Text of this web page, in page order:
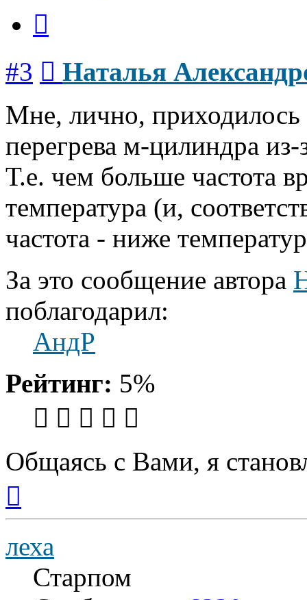
#3
Наталья
Мне, лично, приходилось
перегрева м-цилиндра
Т.е. чем больше частота
температура (и,
частота - ниже
За это сообщение автора
поблагодарил:
АндР
Рейтинг: 5%
Общаясь с Вами, я
началу
леха
Старпом